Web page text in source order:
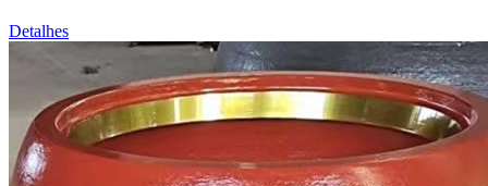
Detalhes